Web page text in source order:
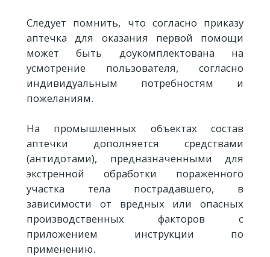
Следует помнить, что согласно приказу
аптечка для оказания первой помощи
может быть доукомплектована на
усмотрение пользователя, согласно
индивидуальным потребностям и
пожеланиям.
На промышленных объектах состав
аптечки дополняется средствами
(антидотами), предназначенными для
экстренной обработки пораженного
участка тела пострадавшего, в
зависимости от вредных или опасных
производственных факторов с
приложением инструкции по
применению.